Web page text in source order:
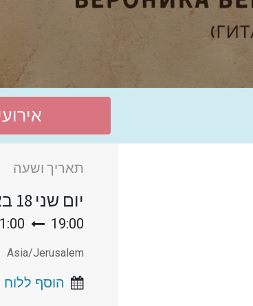
תאריך ושעה
יום שני 18 באוגוסט 2025
19:00
Asia/Jerusalem
הוסף